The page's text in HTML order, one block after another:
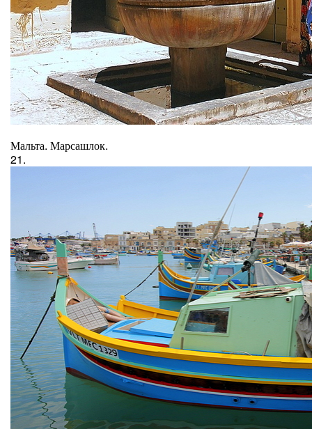
Мальта. Марсашлок.
21.